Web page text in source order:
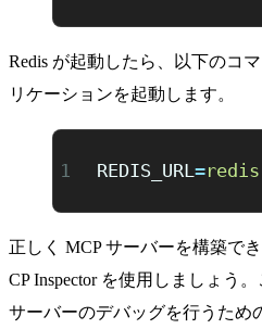
Redis が起動したら、以下のコ
リケーションを起動します。
REDIS_URL=
正しく MCP サーバーを構築で
CP Inspectorを使用しましょう。
サーバーのデバッグを行うため